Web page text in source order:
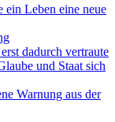
ein Leben eine neue
dadurch vertraute
und Staat sich
Warnung aus der